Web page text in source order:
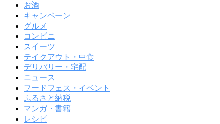
お酒
キャンペーン
グルメ
コンビニ
スイーツ
テイクアウト・中食
デリバリー・宅配
ニュース
フードフェス・イベント
ふるさと納税
マンガ・書籍
レシピ